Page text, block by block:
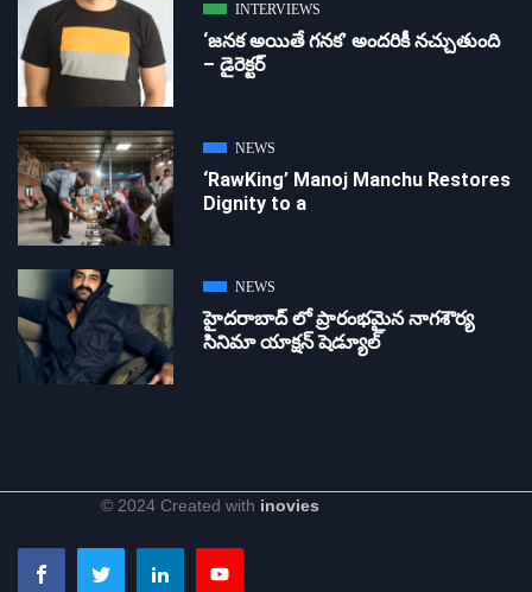
INTERVIEWS
‘జ‌న‌క అయితే గ‌న‌క‌’ అందరికీ నచ్చుతుంది
– డైరెక్ట‌ర్
NEWS
‘RawKing’ Manoj Manchu Restores
Dignity to a
NEWS
హైదరాబాద్ లో ప్రారంభమైన నాగశౌర్య
సినిమా యాక్షన్ షెడ్యూల్
© 2024 Created with inovies